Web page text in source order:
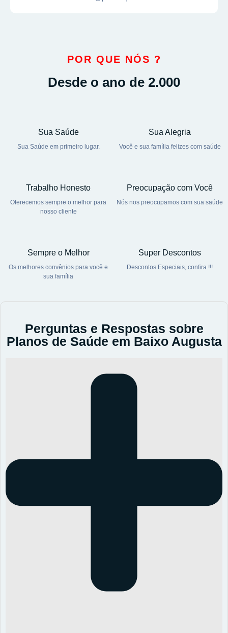
POR QUE NÓS ?
Desde o ano de 2.000
Sua Saúde
Sua Saúde em primeiro lugar.
Sua Alegria
Você e sua família felizes com saúde
Trabalho Honesto
Oferecemos sempre o melhor para
nosso cliente
Preocupação com Você
Nós nos preocupamos com sua saúde
Sempre o Melhor
Os melhores convênios para você e
sua família
Super Descontos
Descontos Especiais, confira !!!
Perguntas e Respostas sobre
Planos de Saúde em Baixo Augusta